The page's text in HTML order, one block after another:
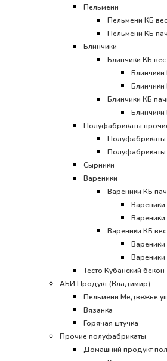
Пельмени
Пельмени КБ вес
Пельмени КБ
Блинчики
Блинчики КБ вес
Блинчики КБ
Полуфабрикаты
Полуфабрикаты
Полуфабрикаты
Сырники
Вареники
Вареники КБ
Вареники КБ вес
Тесто Кубанский бекон
АБИ Продукт (Владимир)
Пельмени Медвежье
Вязанка
Горячая штучка
Прочие полуфабрикаты
Домашний продукт